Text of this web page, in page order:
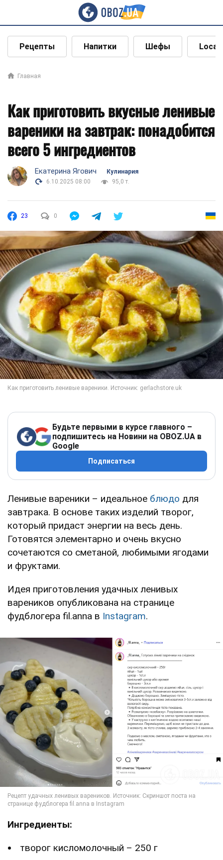
Рецепты Напитки Шефы Local
Главная
Как приготовить вкусные ленивые
вареники на завтрак: понадобится
всего 5 ингредиентов
Екатерина Ягович
Кулинария
6.10.2025 08:00
95,0 т.
23 0
Будьте первыми в курсе главного –
подпишитесь на Новини на OBOZ.UA в
Google
Подписаться
Ленивые вареники – идеальное блюдо для
завтрака. В основе таких изделий творог,
который придаст энергии на весь день.
Готовятся элементарно и очень вкусно
сочетаются со сметаной, любимыми ягодами
и фруктами.
Идея приготовления удачных ленивых
вареников опубликована на странице
фудблогера fil.anna в Instagram.
Ингредиенты:
творог кисломолочный – 250 г